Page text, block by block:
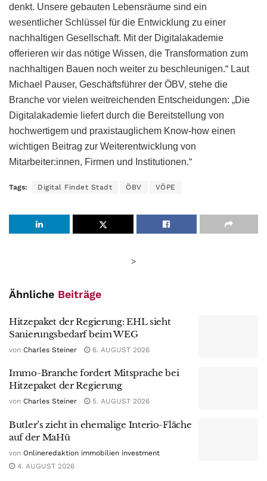
denkt. Unsere gebauten Lebensräume sind ein
wesentlicher Schlüssel für die Entwicklung zu einer
nachhaltigen Gesellschaft. Mit der Digitalakademie
offerieren wir das nötige Wissen, die Transformation zum
nachhaltigen Bauen noch weiter zu beschleunigen.“ Laut
Michael Pauser, Geschäftsführer der ÖBV, stehe die
Branche vor vielen weitreichenden Entscheidungen: „Die
Digitalakademie liefert durch die Bereitstellung von
hochwertigem und praxistauglichem Know-how einen
wichtigen Beitrag zur Weiterentwicklung von
Mitarbeiter:innen, Firmen und Institutionen.“
Tags: Digital Findet Stadt ÖBV VÖPE
>
Ähnliche Beiträge
Hitzepaket der Regierung: EHL sieht
Sanierungsbedarf beim WEG
von Charles Steiner 6. AUGUST 2026
Immo-Branche fordert Mitsprache bei
Hitzepaket der Regierung
von Charles Steiner 5. AUGUST 2026
Butler’s zieht in ehemalige Interio-Fläche
auf der MaHü
von Onlineredaktion immobilien investment
4. AUGUST 2026